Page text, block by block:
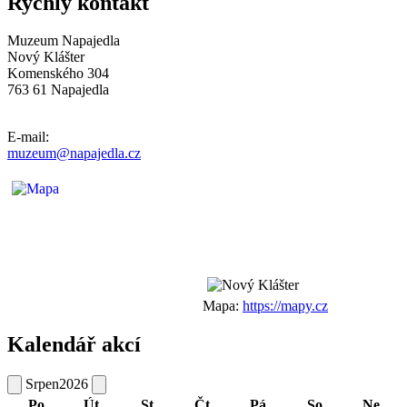
Muzeum Napajedla
Nový Klášter
Komenského 304
763 61 Napajedla
E-mail:
muzeum@napajedla.cz
Mapa: https://mapy.cz
Kalendář akcí
Srpen2026